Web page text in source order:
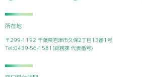
所在地
〒299-1192 千葉県君津市久保2丁目13番1号
Tel:0439-56-1581(総務課 代表番号)